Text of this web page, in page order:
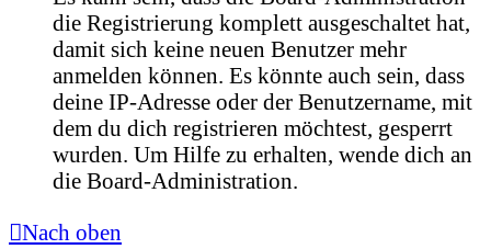
die Registrierung komplett ausgeschaltet hat,
damit sich keine neuen Benutzer mehr
anmelden können. Es könnte auch sein, dass
deine IP-Adresse oder der Benutzername, mit
dem du dich registrieren möchtest, gesperrt
wurden. Um Hilfe zu erhalten, wende dich an
die Board-Administration.
Nach oben